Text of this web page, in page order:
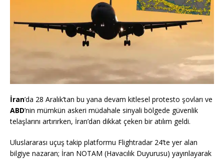
İran’da 28 Aralık’tan bu yana devam kitlesel protesto şovları ve
ABD’nin mümkün askeri müdahale sinyali bölgede güvenlik
telaşlarını artırırken, İran’dan dikkat çeken bir atılım geldi.
Uluslararası uçuş takip platformu Flightradar 24’te yer alan
bilgiye nazaran; İran NOTAM (Havacılık Duyurusu) yayınlayarak